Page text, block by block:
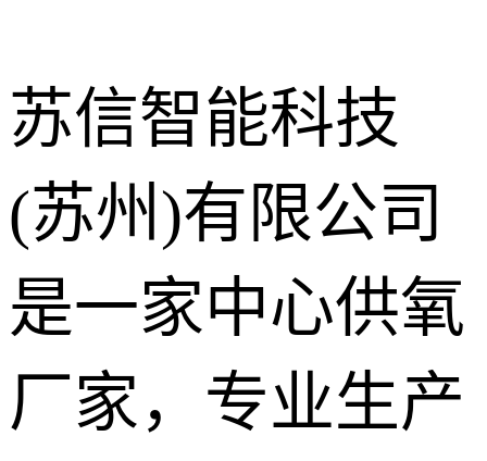
苏信智能科技
(苏州)有限公司
是一家中心供氧
厂家，专业生产
中心供氧系
统
气体终端
护理设备带
走廊扶手